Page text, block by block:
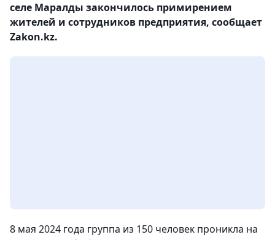
селе Маралды закончилось примирением
жителей и сотрудников предприятия, сообщает
Zakon.kz.
8 мая 2024 года группа из 150 человек проникла на